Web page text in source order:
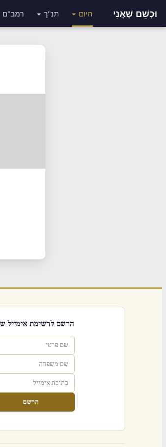
וּכְשֵׁם שֶׁאֲנִי היום תנ"ך רמב"ם
הרשם לרשימת אימייל
הרשם